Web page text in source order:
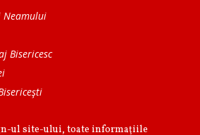
Bisericesc
ul site-ului, toate informaţiile